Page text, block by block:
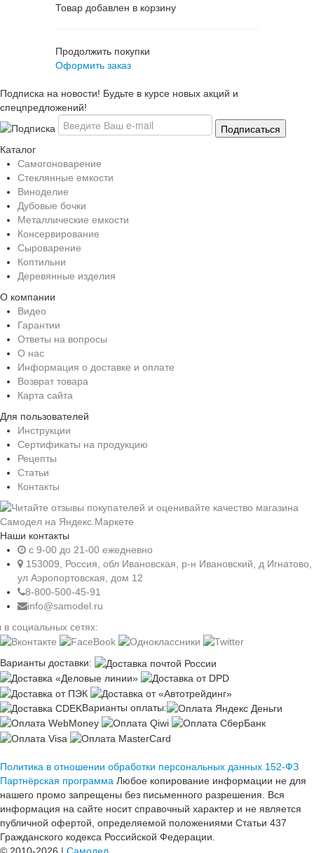
Товар добавлен в корзину
Продолжить покупки
Оформить заказ
Подписка на новости! Будьте в курсе новых акций и
спецпредложений!
Каталог
Самогоноварение
Стеклянные емкости
Виноделие
Дубовые бочки
Металлические емкости
Консервирование
Сыроварение
Коптильни
Деревянные изделия
О компании
Видео
Гарантии
Ответы на вопросы
О нас
Информация о доставке и оплате
Возврат товара
Карта сайта
Для пользователей
Инструкции
Сертификаты на продукцию
Рецепты
Статьи
Контакты
Наши контакты
c 9-00 до 21-00 ежедневно
153009, Россия, обл Ивановская, р-н Ивановский, д Игнатово,
ул Аэропортовская, дом 12
8-800-500-45-91
info@samodel.ru
социальных сетях:
Варианты доставки:
Варианты оплаты:
Политика в отношении обработки персональных данных 152-ФЗ
Партнёрская программа Любое копирование информации не для
нашего промо запрещены без письменного разрешения. Вся
информация на сайте носит справочный характер и не является
публичной офертой, определяемой положениями Статьи 437
Гражданского кодекса Российской Федерации.
© 2010-2026 | Самодел